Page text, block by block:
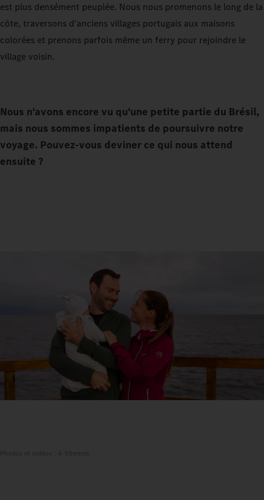
est plus densément peuplée. Nous nous promenons le long de la
côte, traversons d'anciens villages portugais aux maisons
colorées et prenons parfois même un ferry pour rejoindre le
village voisin.
Nous n'avons encore vu qu'une petite partie du Brésil,
mais nous sommes impatients de poursuivre notre
voyage. Pouvez-vous deviner ce qui nous attend
ensuite ?